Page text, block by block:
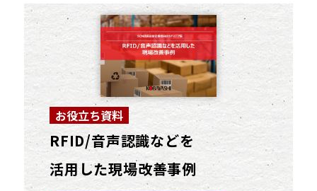
お役立ち資料
RFID/音声認識などを
活用した現場改善事例